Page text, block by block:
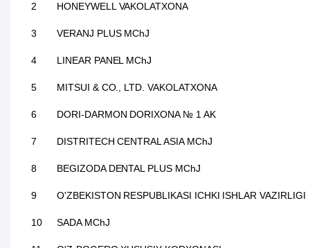
2 HONEYWELL VAKOLATXONA
3 VERANJ PLUS MChJ
4 LINEAR PANEL MChJ
5 MITSUI & CO., LTD. VAKOLATXONA
6 DORI-DARMON DORIXONA № 1 AK
7 DISTRITECH CENTRAL ASIA MChJ
8 BEGIZODA DENTAL PLUS MChJ
9 O'ZBEKISTON RESPUBLIKASI ICHKI ISHLAR VAZIRLIGI
10 SADA MChJ